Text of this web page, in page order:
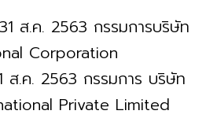
ส.ค. 2563 กรรมการบริษัท
Corporation
ส.ค. 2563 กรรมการ บริษัท
Private Limited